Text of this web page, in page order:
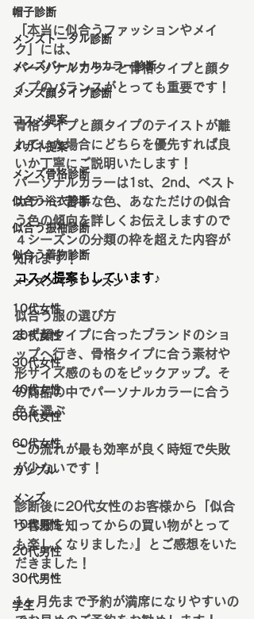
帽子診断
メンズトータル診断
メンズパーソナルカラー診断
メンズ顔タイプ診断
コスメ提案
メガネ提案
メンズ骨格診断
似合う浴衣診断
似合う振袖診断
似合う着物診断
メンズメイクレッスン
10代女性
20代女性
30代女性
40代女性
50代女性
60代女性
カップル
メンズ
10代男性
20代男性
30代男性
学生
「本当に似合うファッションやメイ
ク」には、
パーソナルカラーと骨格タイプと顔タ
イプのバランスがとっても重要です！
骨格タイプと顔タイプのテイストが離
れていた場合にどちらを優先すれば良
いか丁寧にご説明いたします！
パーソナルカラーは1st、2nd、ベスト
カラー、苦手な色、あなただけの似合
う色の傾向を詳しくお伝えしますので
４シーズンの分類の枠を超えた内容が
知れます！
コスメ提案もしています♪
似合う服の選び方
まず顔タイプに合ったブランドのショ
ップへ行き、骨格タイプに合う素材や
形サイズ感のものをピックアップ。そ
の商品の中でパーソナルカラーに合う
色を選ぶ
この流れが最も効率が良く時短で失敗
が少ないです！
診断後に20代女性のお客様から「似合
う春服を知ってからの買い物がとって
も楽しくなりました♪』とご感想をいた
だきました！
1ヶ月先まで予約が満席になりやすいの